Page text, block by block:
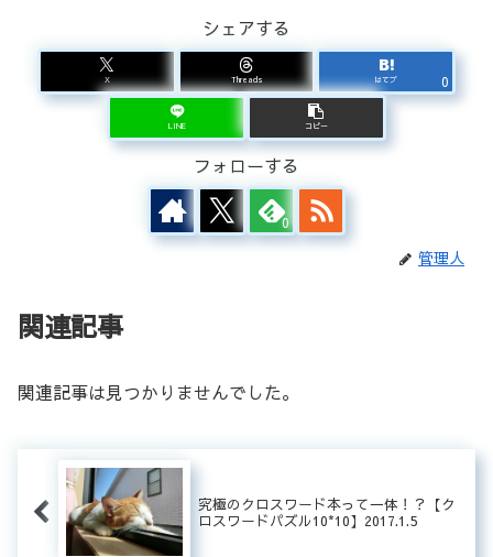
シェアする
X Threads はてブ 0
LINE コピー
フォローする
0
管理人
関連記事
関連記事は見つかりませんでした。
究極のクロスワード本って一体！？【ク
ロスワードパズル10*10】2017.1.5